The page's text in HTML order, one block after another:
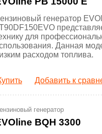
генератор
для
Данная
расходом топлива.
Добавить к
генератор
BQH 3300